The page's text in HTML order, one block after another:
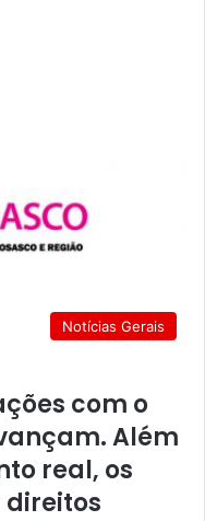
Notícias Gerais
com o
Além
real, os